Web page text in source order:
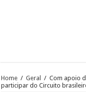
Home / Geral / Com apoio
participar do Circuito